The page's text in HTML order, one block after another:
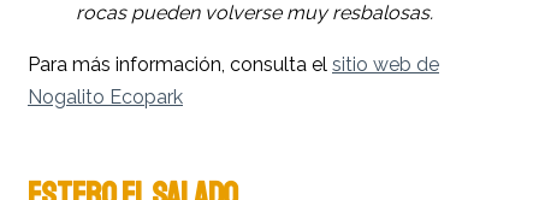
rocas pueden volverse muy resbalosas.
Para más información, consulta el sitio web de
Nogalito Ecopark